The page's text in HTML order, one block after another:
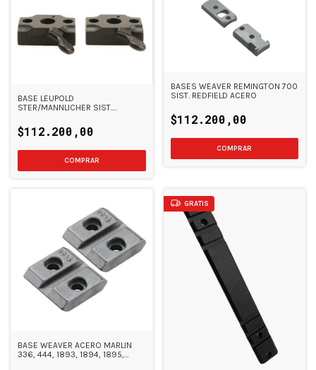
BASE LEUPOLD
STER/MANNLICHER SIST.
$112.200,00
BASES WEAVER REMINGTON 700
SIST. REDFIELD ACERO
$112.200,00
BASE WEAVER ACERO MARLIN
336, 444, 1893, 1894, 1895,
GRATIS